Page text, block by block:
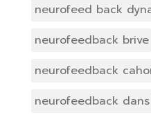
neurofeed back
neurofeedback brive
neurofeedback
neurofeedback